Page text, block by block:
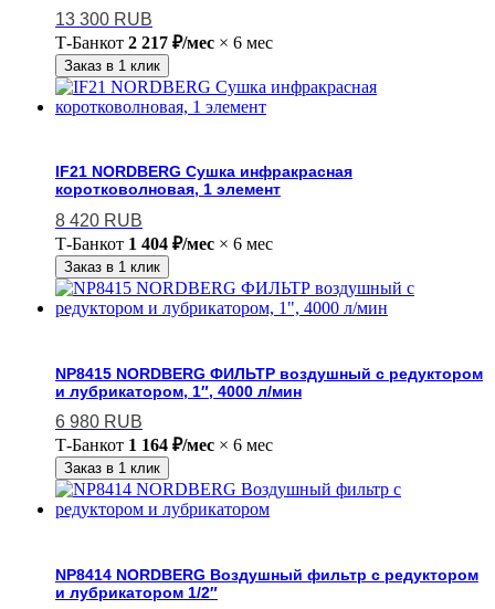
13 300 RUB
Т-Банкот 2 217 ₽/мес × 6 мес
Заказ в 1 клик
IF21 NORDBERG Сушка инфракрасная
коротковолновая, 1 элемент
8 420 RUB
Т-Банкот 1 404 ₽/мес × 6 мес
Заказ в 1 клик
NP8415 NORDBERG ФИЛЬТР воздушный с редуктором
и лубрикатором, 1″, 4000 л/мин
6 980 RUB
Т-Банкот 1 164 ₽/мес × 6 мес
Заказ в 1 клик
NP8414 NORDBERG Воздушный фильтр с редуктором
и лубрикатором 1/2″